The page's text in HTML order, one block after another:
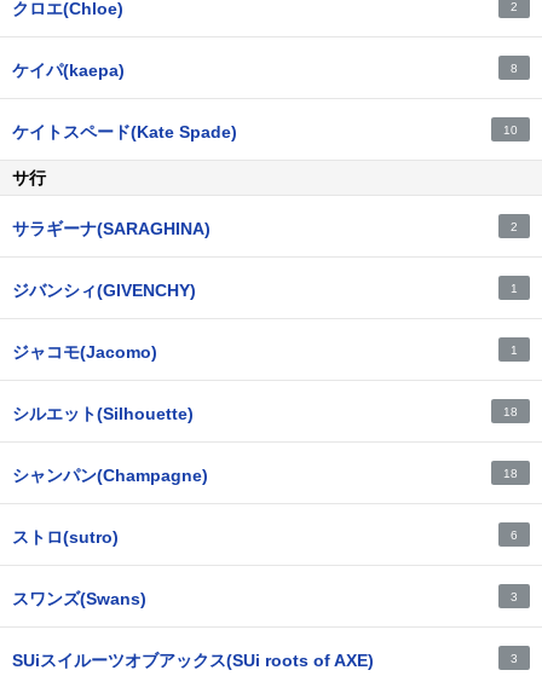
クロエ(Chloe) 2
ケイパ(kaepa) 8
ケイトスペード(Kate Spade) 10
サ行
サラギーナ(SARAGHINA) 2
ジバンシィ(GIVENCHY) 1
ジャコモ(Jacomo) 1
シルエット(Silhouette) 18
シャンパン(Champagne) 18
ストロ(sutro) 6
スワンズ(Swans) 3
SUiスイルーツオブアックス(SUi roots of AXE) 3